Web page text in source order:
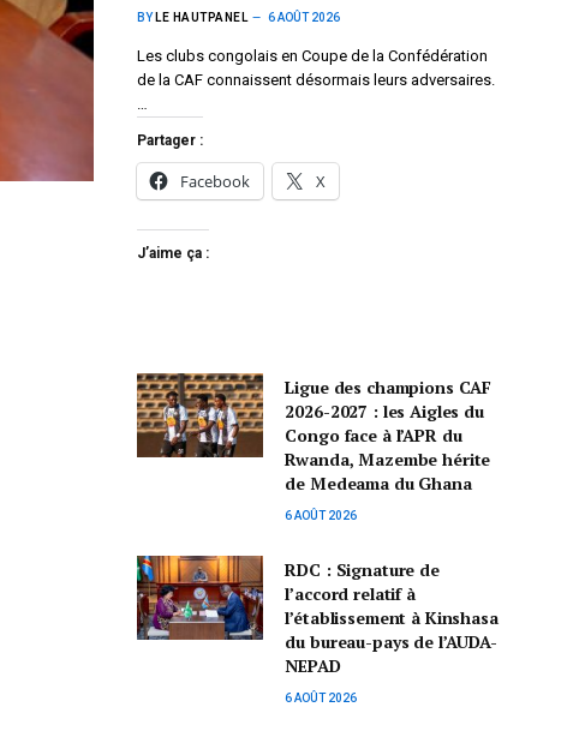
BY LE HAUTPANEL 6 AOÛT 2026
Les clubs congolais en Coupe de la Confédération
de la CAF connaissent désormais leurs adversaires.
…
Partager :
Facebook X
J’aime ça :
Ligue des champions CAF
2026-2027 : les Aigles du
Congo face à l’APR du
Rwanda, Mazembe hérite
de Medeama du Ghana
6 AOÛT 2026
RDC : Signature de
l’accord relatif à
l’établissement à Kinshasa
du bureau-pays de l’AUDA-
NEPAD
6 AOÛT 2026